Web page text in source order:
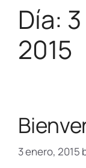
Día:
2015
3 enero, 2015